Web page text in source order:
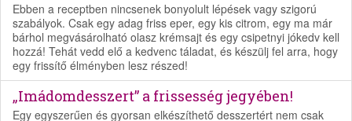
Ebben a receptben nincsenek bonyolult lépések vagy szigorú
szabályok. Csak egy adag friss eper, egy kis citrom, egy ma már
bárhol megvásárolható olasz krémsajt és egy csipetnyi jókedv kell
hozzá! Tehát vedd elő a kedvenc táladat, és készülj fel arra, hogy
egy frissítő élményben lesz részed!
„Imádomdesszert” a frissesség jegyében!
Egy egyszerűen és gyorsan elkészíthető desszertért nem csak